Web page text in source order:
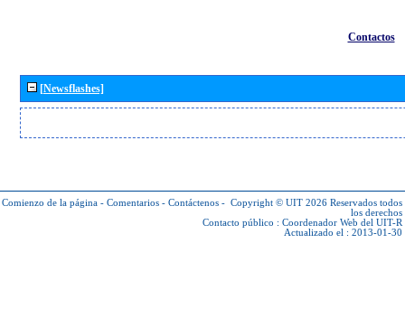
Contactos
[Newsflashes]
Comienzo de la página - Comentarios - Contáctenos - Copyright © UIT 2026 Reservados todos
los derechos
Contacto público : Coordenador Web del UIT-R
Actualizado el : 2013-01-30